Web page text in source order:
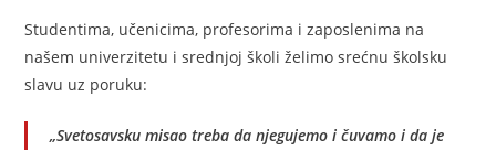
Studentima, učenicima, profesorima i zaposlenima na
našem univerzitetu i srednjoj školi želimo srećnu školsku
slavu uz poruku:
„Svetosavsku misao treba da njegujemo i čuvamo i da je